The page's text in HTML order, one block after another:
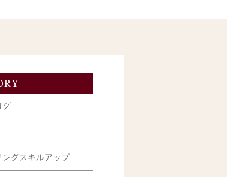
グ
ングスキルアップ